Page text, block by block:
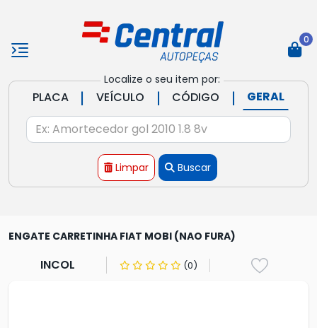
Localize o seu item por:
PLACA | VEÍCULO | CÓDIGO | GERAL
Limpar Buscar
0
ENGATE CARRETINHA FIAT MOBI (NAO FURA)
INCOL (0)